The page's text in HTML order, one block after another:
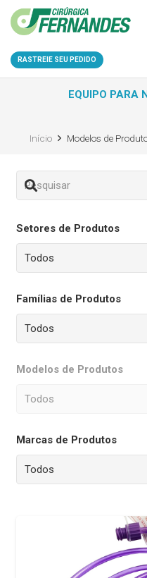
RASTREIE SEU PEDIDO
EQUIPO PARA
Início Modelos de
Setores de Produtos
Famílias de Produtos
Modelos de Produtos
Marcas de Produtos